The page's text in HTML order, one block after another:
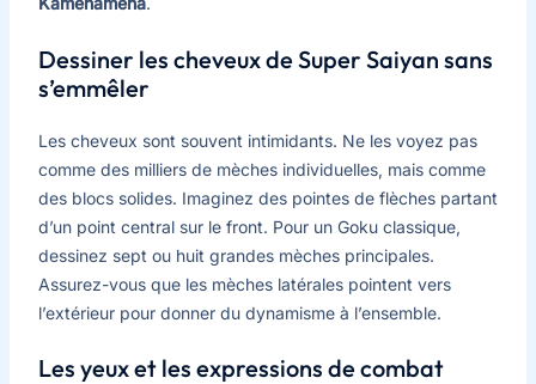
Dessiner les cheveux de Super Saiyan sans
s’emmêler
Les cheveux sont souvent intimidants. Ne les voyez pas
comme des milliers de mèches individuelles, mais comme
des blocs solides. Imaginez des pointes de flèches partant
d’un point central sur le front. Pour un Goku classique,
dessinez sept ou huit grandes mèches principales.
Assurez-vous que les mèches latérales pointent vers
l’extérieur pour donner du dynamisme à l’ensemble.
Les yeux et les expressions de combat